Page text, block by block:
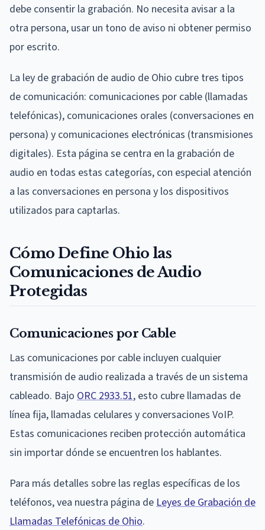
debe consentir la grabación. No necesita avisar a la
otra persona, usar un tono de aviso ni obtener permiso
por escrito.
La ley de grabación de audio de Ohio cubre tres tipos
de comunicación: comunicaciones por cable (llamadas
telefónicas), comunicaciones orales (conversaciones en
persona) y comunicaciones electrónicas (transmisiones
digitales). Esta página se centra en la grabación de
audio en todas estas categorías, con especial atención
a las conversaciones en persona y los dispositivos
utilizados para captarlas.
Cómo Define Ohio las
Comunicaciones de Audio
Protegidas
Comunicaciones por Cable
Las comunicaciones por cable incluyen cualquier
transmisión de audio realizada a través de un sistema
cableado. Bajo ORC 2933.51, esto cubre llamadas de
línea fija, llamadas celulares y conversaciones VoIP.
Estas comunicaciones reciben protección automática
sin importar dónde se encuentren los hablantes.
Para más detalles sobre las reglas específicas de los
teléfonos, vea nuestra página de Leyes de Grabación de
Llamadas Telefónicas de Ohio.